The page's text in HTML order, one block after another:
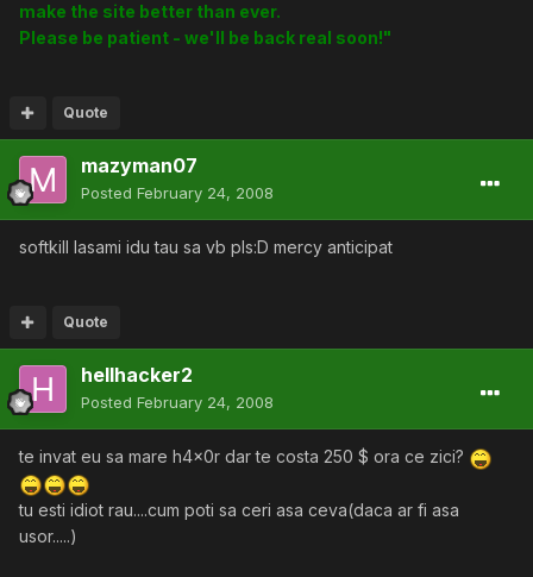
make the site better than ever.
Please be patient - we'll be back real soon!"
Quote
mazyman07
Posted February 24, 2008
softkill lasami idu tau sa vb pls:D mercy anticipat
Quote
hellhacker2
Posted February 24, 2008
te invat eu sa mare h4x0r dar te costa 250 $ ora ce zici?
tu esti idiot rau....cum poti sa ceri asa ceva(daca ar fi asa
usor.....)